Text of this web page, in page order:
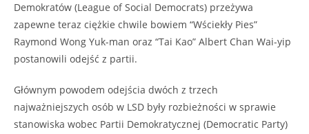
Demokratów (League of Social Democrats) przeżywa
zapewne teraz ciężkie chwile bowiem “Wściekły Pies”
Raymond Wong Yuk-man oraz “Tai Kao” Albert Chan Wai-yip
postanowili odejść z partii.
Głównym powodem odejścia dwóch z trzech
najważniejszych osób w LSD były rozbieżności w sprawie
stanowiska wobec Partii Demokratycznej (Democratic Party)